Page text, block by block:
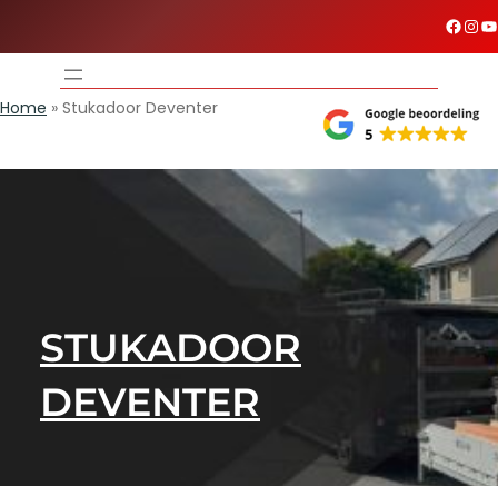
# InstagramYouTube
Home » Stukadoor Deventer
STUKADOOR
DEVENTER